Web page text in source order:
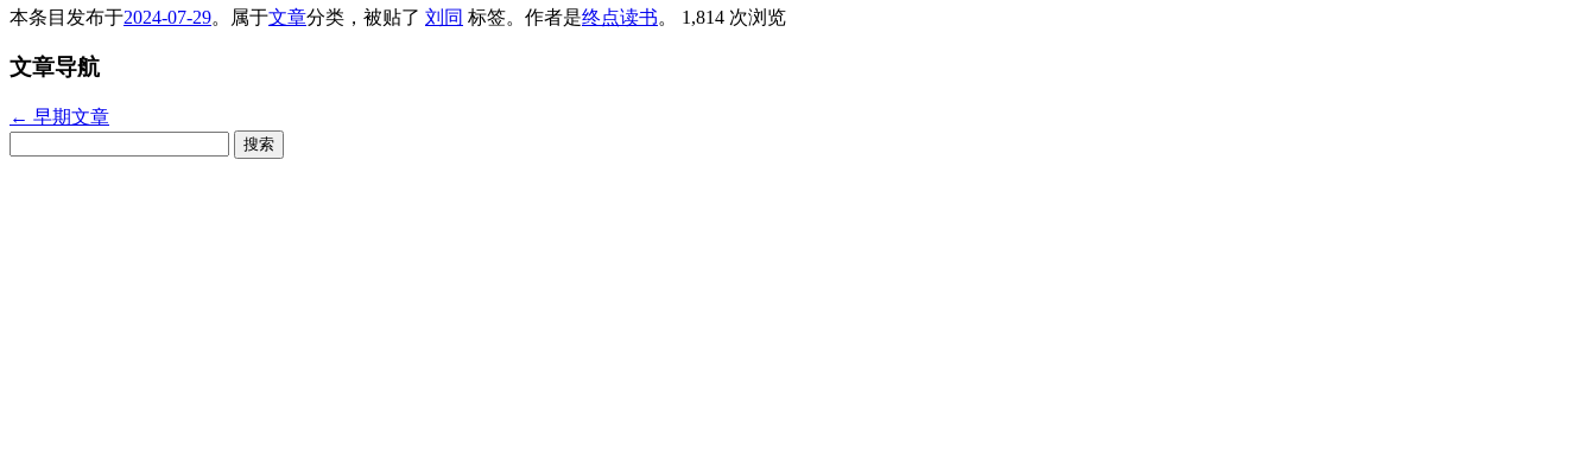
本条目发布于2024-07-29。属于文章分类，被贴了 刘同 标签。 作者是终点读书。 1,814 次浏览
文章导航
← 早期文章